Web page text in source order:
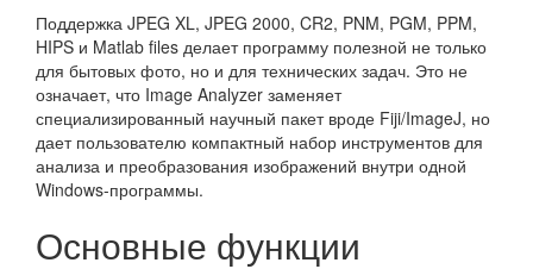
Поддержка JPEG XL, JPEG 2000, CR2, PNM, PGM, PPM,
HIPS и Matlab files делает программу полезной не только
для бытовых фото, но и для технических задач. Это не
означает, что Image Analyzer заменяет
специализированный научный пакет вроде Fiji/ImageJ, но
дает пользователю компактный набор инструментов для
анализа и преобразования изображений внутри одной
Windows-программы.
Основные функции